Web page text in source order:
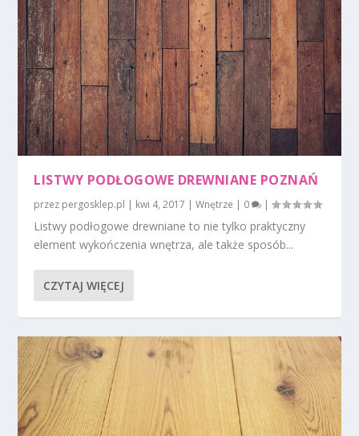
LISTWY PODŁOGOWE DREWNIANE POZNAŃ
przez pergosklep.pl | kwi 4, 2017 |Wnętrze | 0 |
Listwy podłogowe drewniane to nie tylko praktyczny
element wykończenia wnętrza, ale także sposób...
CZYTAJ WIĘCEJ